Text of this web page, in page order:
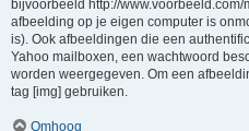
bijvoorbeeld http://
afbeelding op je eigen computer is
is). Ook afbeeldingen die een
Yahoo mailboxen, een wachtwoord
worden weergegeven. Om een
tag [img] gebruiken.
Omhoog